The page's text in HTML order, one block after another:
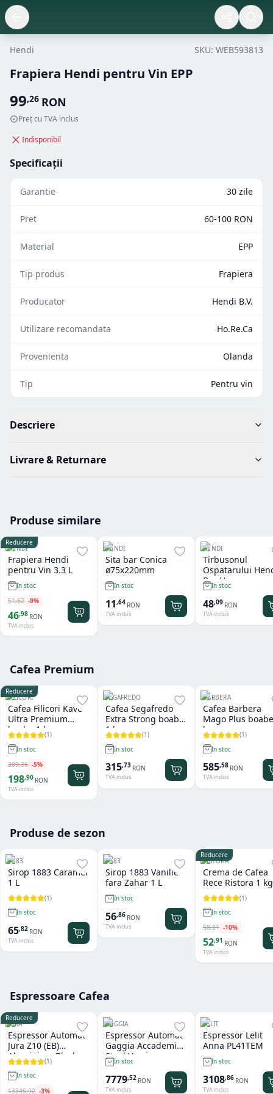
Hendi SKU: WEB593813
Frapiera Hendi pentru Vin EPP
99,26 RON
Preț cu TVA inclus
Indisponibil
Specificații
Garantie 30 zile
Pret 60-100 RON
Material EPP
Tip produs Frapiera
Producator Hendi B.V.
Utilizare recomandata Ho.Re.Ca
Provenienta Olanda
Tip Pentru vin
Descriere
Livrare & Returnare
Produse similare
Reducere
HENDI
Frapiera Hendi
pentru Vin 3.3 L
In stoc
51,62 -9%
46,98 RON
TVA inclus
HENDI
Sita bar Conica
ø75x220mm
In stoc
11,64 RON
TVA inclus
HENDI
Tirbusonul
Ospatarului
Bar Up
In stoc
48,09 RON
TVA inclus
Cafea Premium
Reducere
FILICORI
Cafea Filicori Kave
Ultra Premium
boabe 1 kg
(1)
In stoc
209,36 -5%
198,90 RON
TVA inclus
SEGAFREDO
Cafea Segafredo
Extra Strong boabe
1 kg
(1)
In stoc
315,73 RON
TVA inclus
BARBERA
Cafea Barbera
Mago Plus
kg
(1)
In stoc
585,58 RON
TVA inclus
Produse de sezon
1883
Sirop 1883 Caramel
1 L
(1)
In stoc
65,82 RON
TVA inclus
1883
Sirop 1883 Vanilie
fara Zahar 1 L
In stoc
56,86 RON
TVA inclus
Reducere
RISTORA
Crema de Cafea
Rece Ristora 1 kg
(1)
In stoc
58,81 -10%
52,91 RON
TVA inclus
Espressoare Cafea
Reducere
JURA
Espressor Automat
Jura Z10 (EB)
Aluminium Black
(1)
In stoc
13345,92 -3%
GAGGIA
Espressor Automat
Gaggia Accademia
Steel Version
In stoc
7779,52 RON
TVA inclus
LELIT
Espressor Lelit
Anna PL41TEM
In stoc
3108,86 RON
TVA inclus